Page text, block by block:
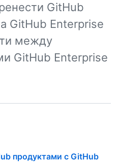
GitHub
GitHub Enterprise
между
GitHub Enterprise
продуктами с GitHub